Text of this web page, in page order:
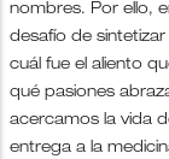
nombres. Por ello,
desafío de
cuál fue el aliento
qué pasiones
acercamos la vida
entrega a la